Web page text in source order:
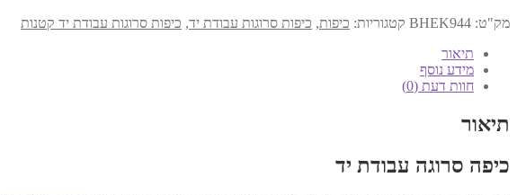
עבודת
מק"ט: BHEK944 קטגוריות: כיפות, כיפות סרוגות עבודת יד, כיפות סרוגות עבודת יד קטנות
תיאור
מידע נוסף
חוות דעת (0)
תיאור
כיפה סרוגה עבודת יד